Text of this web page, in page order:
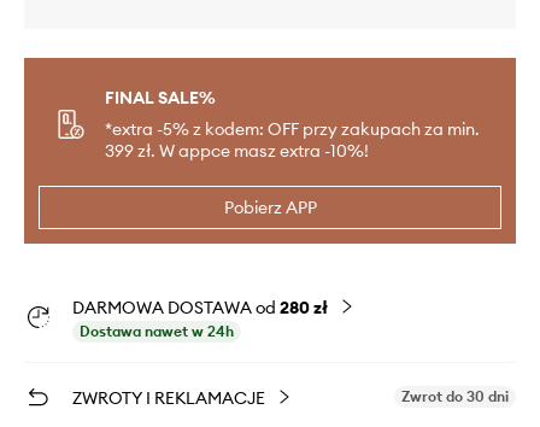
FINAL SALE%
*extra -5% z kodem: OFF przy zakupach za min.
399 zł. W appce masz extra -10%!
Pobierz APP
DARMOWA DOSTAWA od 280 zł
Dostawa nawet w 24h
ZWROTY I REKLAMACJE Zwrot do 30 dni